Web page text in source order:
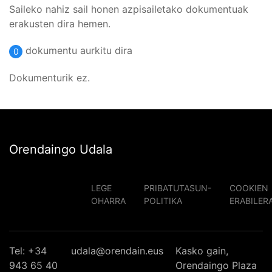
Saileko nahiz sail honen azpisailetako dokumentuak
erakusten dira hemen.
0 dokumentu aurkitu dira
Dokumenturik ez.
Orendaingo Udala
LEGE
OHARRA
PRIBATUTASUN-
POLITIKA
COOKIEN
Tel: +34
943 65 40
udala@orendain.eus
Kasko gain,
Orendaingo Plaza